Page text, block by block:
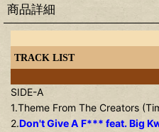
商品詳細
TRACK LIST
SIDE-A
1.Theme From The Creators
2.Don't Give A F*** feat. Big